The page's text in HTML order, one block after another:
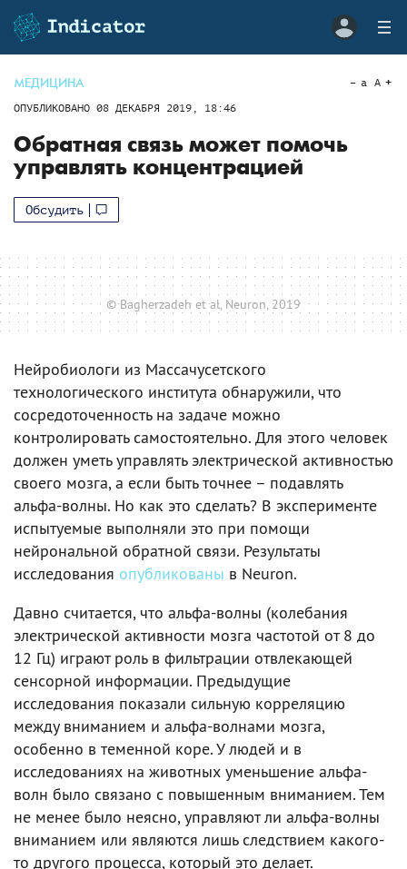
МЕДИЦИНА
ОПУБЛИКОВАНО 08 ДЕКАБРЯ 2019, 18:46
a A
Обратная связь может помочь
управлять концентрацией
Обсудить
© Bagherzadeh et al, Neuron, 2019
Нейробиологи из Массачусетского
технологического института обнаружили, что
сосредоточенность на задаче можно
контролировать самостоятельно. Для этого человек
должен уметь управлять электрической активностью
своего мозга, а если быть точнее – подавлять
альфа-волны. Но как это сделать? В эксперименте
испытуемые выполняли это при помощи
нейрональной обратной связи. Результаты
исследования опубликованы в Neuron.
Давно считается, что альфа-волны (колебания
электрической активности мозга частотой от 8 до
12 Гц) играют роль в фильтрации отвлекающей
сенсорной информации. Предыдущие
исследования показали сильную корреляцию
между вниманием и альфа-волнами мозга,
особенно в теменной коре. У людей и в
исследованиях на животных уменьшение альфа-
волн было связано с повышенным вниманием. Тем
не менее было неясно, управляют ли альфа-волны
вниманием или являются лишь следствием какого-
то другого процесса, который это делает.